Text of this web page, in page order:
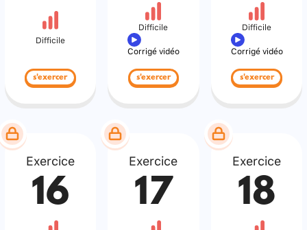
Difficile
s'exercer
Difficile
Corrigé vidéo
s'exercer
Difficile
Corrigé vidéo
s'exercer
Exercice
16
Exercice
17
Exercice
18